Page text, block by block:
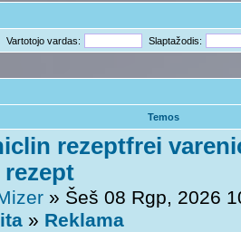
Vartotojo vardas: Slaptažodis:
Temos
rezeptfrei
» Šeš 08 Rgp, 2026
» Reklama